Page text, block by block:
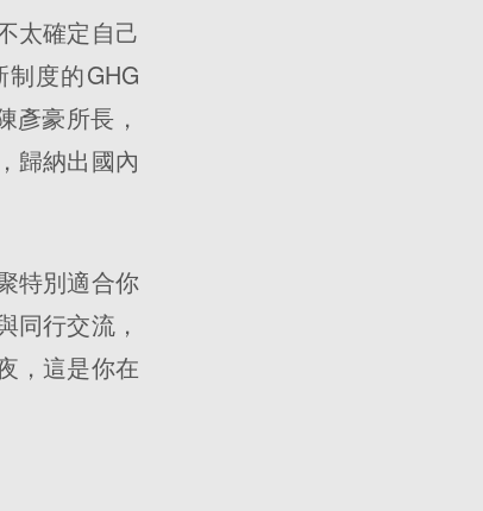
太確定自己
度的GHG
彥豪所長，
歸納出國內
特別適合你
同行交流，
，這是你在